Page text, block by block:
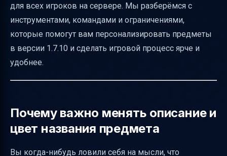
названием предмета, видимую всем
игрокам
Ограничения и рекомендации
Как проверить, что надпись видна всем
названия и описания предмета
Советы по созданию красивых названий и
описаний
для всех игроков на сервере. Мы разберёмся с
инструментами, командами и ограничениями,
которые помогут вам персонализировать предметы
в версии 1.7.10 и сделать игровой процесс ярче и
удобнее.
Почему важно менять описание и
цвет названия предмета
Вы когда-нибудь ловили себя на мысли, что